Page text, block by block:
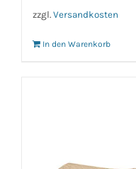
zzgl. Versandkosten
In den Warenkorb